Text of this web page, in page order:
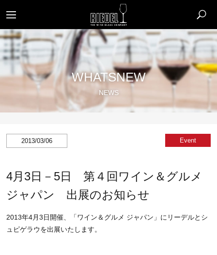
WHATSNEW
NEWS
2013/03/06 Event
4月3日－5日 第４回ワイン＆グルメ
ジャパン 出展のお知らせ
2013年4月3日開催、「ワイン＆グルメ ジャパン」にリーデルとシ
ュピゲラウを出展いたします。